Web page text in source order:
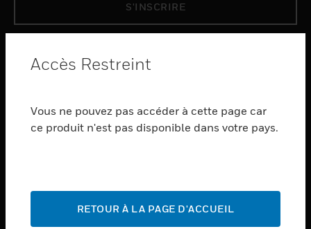
S'INSCRIRE
toggle view
SERVICES
toggle view
toggle view
Accès Restreint
Vous ne pouvez pas accéder à cette page car
ce produit n'est pas disponible dans votre pays.
RETOUR À LA PAGE D'ACCUEIL